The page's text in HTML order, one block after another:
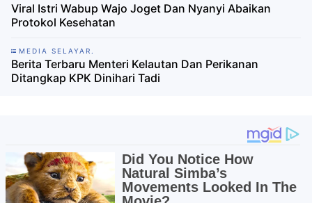
Viral Istri Wabup Wajo Joget Dan Nyanyi Abaikan
Protokol Kesehatan
MEDIA SELAYAR.
Berita Terbaru Menteri Kelautan Dan Perikanan
Ditangkap KPK Dinihari Tadi